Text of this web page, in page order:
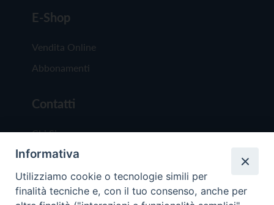
E-Shop
Vendita Online
Abbonamenti
Contatti
Chi Siamo
Redazione
Scrivici
Informativa
Utilizziamo cookie o tecnologie simili per
finalità tecniche e, con il tuo consenso, anche per